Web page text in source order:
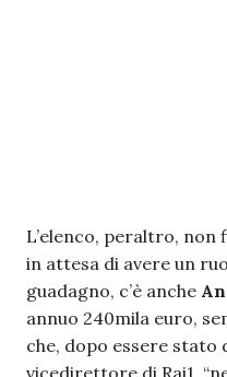
L’elenco, peraltro, non
in attesa di avere un
guadagno, c’è anche
annuo 240mila euro,
che, dopo essere stato
vicedirettore di Rai1,